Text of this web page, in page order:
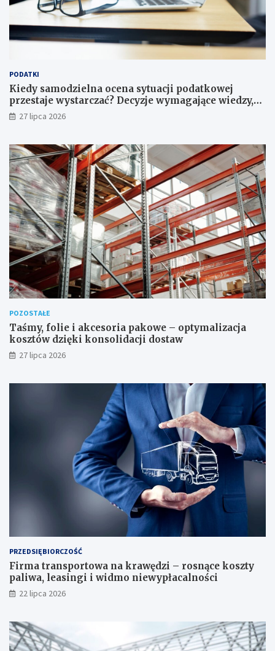
PODATKI
Kiedy samodzielna ocena sytuacji podatkowej
przestaje wystarczać? Decyzje wymagające wiedzy,
której nie zastąpi internet
27 lipca 2026
POZOSTAŁE
Taśmy, folie i akcesoria pakowe – optymalizacja
kosztów dzięki konsolidacji dostaw
27 lipca 2026
PRZEDSIĘBIORCZOŚĆ
Firma transportowa na krawędzi – rosnące koszty
paliwa, leasingi i widmo niewypłacalności
22 lipca 2026